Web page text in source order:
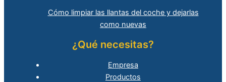
Cómo limpiar las llantas del coche y dejarlas
como nuevas
¿Qué necesitas?
Empresa
Productos